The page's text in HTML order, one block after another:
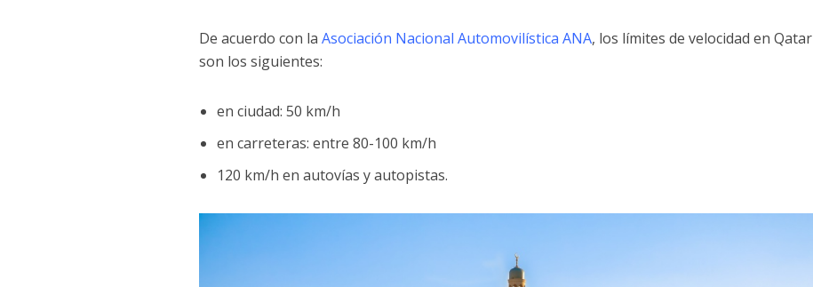
De acuerdo con la Asociación Nacional Automovilística ANA, los límites de velocidad en Qatar
son los siguientes:
en ciudad: 50 km/h
en carreteras: entre 80-100 km/h
120 km/h en autovías y autopistas.